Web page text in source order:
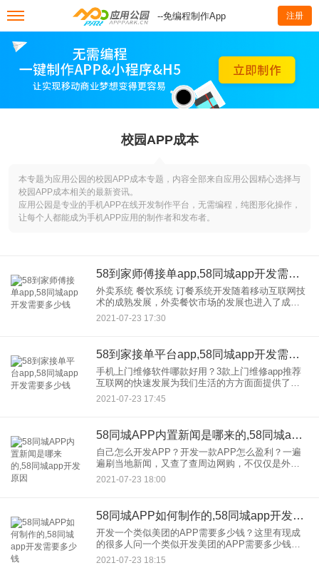
--免编程制作App 注册
校园APP成本
本专题为应用公园的校园APP成本专题，内容全部来自应用公园精心选择与
校园APP成本相关的最新资讯。
应用公园是专业的手机APP在线开发制作平台，无需编程，纯图形化操作，
让每个人都能成为手机APP应用的制作者和发布者。
58到家师傅接单app,58同城app开发需要多少钱
外卖系统 餐饮系统 订餐系统开发随着移动互联网技
术的成熟发展，外卖餐饮市场的发展也进入了成熟
阶段。在硬件和软件系统的辅助下，外卖运营趋于
精细化和数字化，使用大数据进行运营和效率驱动
2021-07-23 17:30
58到家接单平台app,58同城app开发需要多少钱
手机上门维修软件哪款好用？3款上门维修app推荐
互联网的快速发展为我们生活的方方面面提供了极
大的便利。让我们在不离开家的情况下命令外卖，
命令打扫等等。当我们家的一些电器出现故障时，
2021-07-23 17:45
58同城APP内置新闻是哪来的,58同城app开发原因
自己怎么开发APP？开发一款APP怎么盈利？一遍
遍刷当地新闻，又查了查周边网购，不仅仅是外卖
同城咨询和同城电商，不同于传统的58同城，同城
营销在移动互联网时代再次爆发。 自从有了同城电
2021-07-23 18:00
58同城APP如何制作的,58同城app开发需要多少钱
开发一个类似美团的APP需要多少钱？这里有现成
的很多人问一个类似开发美团的APP需要多少钱我
在这里可以明确的告诉大家，不仅美团，58同城，
今日头条、天猫、JD.COM、贴吧都是现成的，可以
2021-07-23 18:15